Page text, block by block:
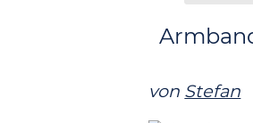
von Stefan